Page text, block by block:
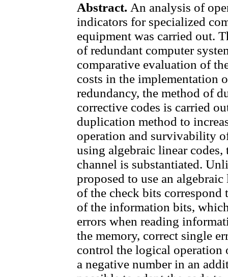
Abstract. An analysis of
indicators for specialized
equipment was carried out.
of redundant computer
comparative evaluation of
costs in the implementation
redundancy, the method of
corrective codes is carried
duplication method to
operation and survivability
using algebraic linear
channel is substantiated.
proposed to use an
of the check bits correspond
of the information bits,
errors when reading
the memory, correct single
control the logical operation
a negative number in an